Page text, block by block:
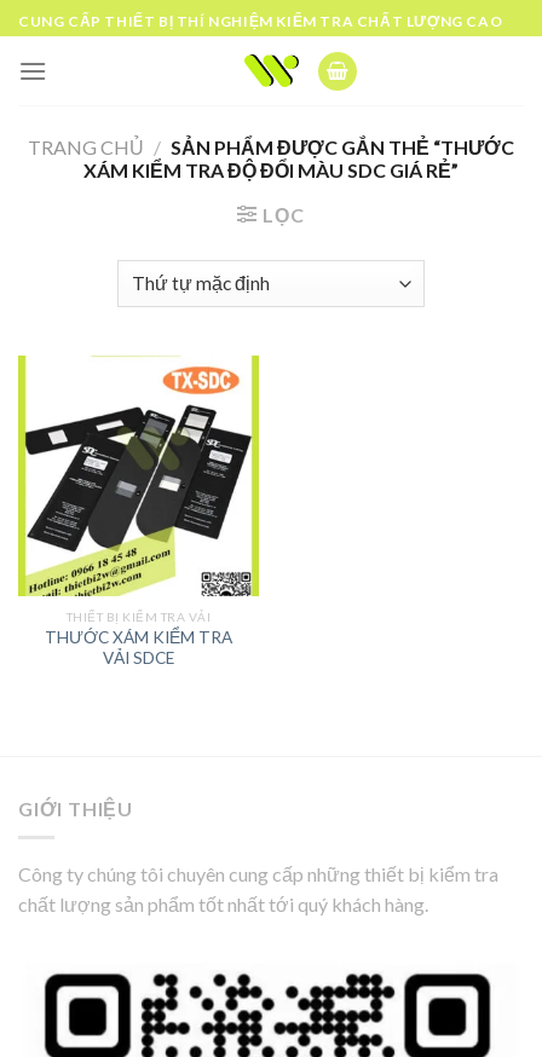
Skip
to
content
CUNG CẤP THIẾT BỊ THÍ NGHIỆM KIỂM TRA CHẤT LƯỢNG CAO
TRANG CHỦ / SẢN PHẨM ĐƯỢC GẮN THẺ “THƯỚC
XÁM KIỂM TRA ĐỘ ĐỔI MÀU SDC GIÁ RẺ”
LỌC
THIẾT BỊ KIỂM TRA VẢI
THƯỚC XÁM KIỂM TRA
VẢI SDCE
GIỚI THIỆU
Công ty chúng tôi chuyên cung cấp những thiết bị kiểm tra
chất lượng sản phẩm tốt nhất tới quý khách hàng.